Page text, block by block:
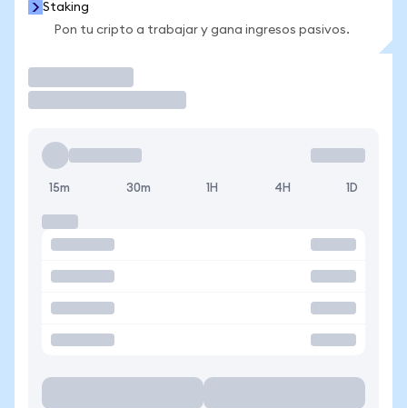
Staking
Pon tu cripto a trabajar y gana ingresos pasivos.
15m 30m 1H 4H 1D